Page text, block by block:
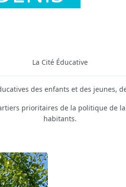
La Cité Éducative
des enfants et des jeunes,
prioritaires de la politique de
habitants.